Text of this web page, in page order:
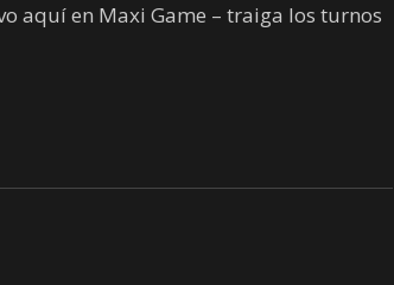
aquí en Maxi Game – traiga los turnos